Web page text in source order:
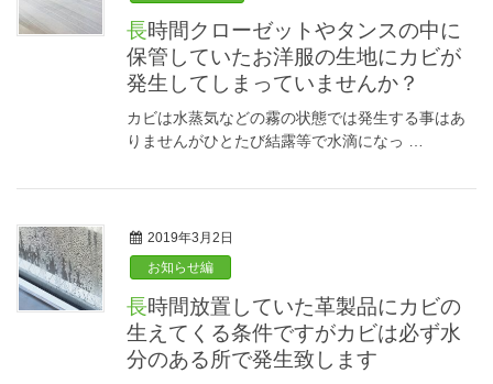
長時間クローゼットやタンスの中に
保管していたお洋服の生地にカビが
発生してしまっていませんか？
カビは水蒸気などの霧の状態では発生する事はあ
りませんがひとたび結露等で水滴になっ …
2019年3月2日
お知らせ編
長時間放置していた革製品にカビの
生えてくる条件ですがカビは必ず水
分のある所で発生致します